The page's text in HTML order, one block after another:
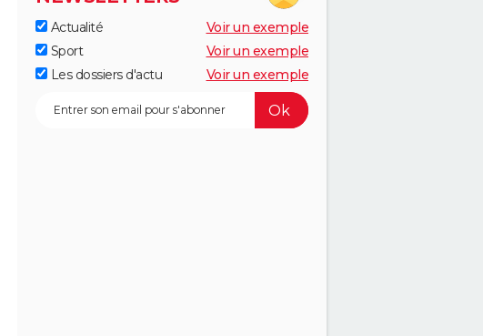
Actualité
Voir un exemple
Sport
Voir un exemple
Les dossiers d'actu
Voir un exemple